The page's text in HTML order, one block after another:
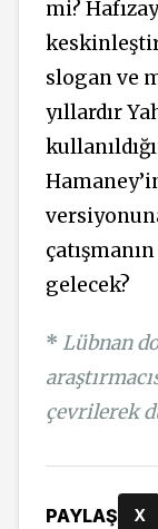
mi?
slogan ve
yıllardır
gelecek?
* Lübnan
çevrilerek
PAYLAŞ X